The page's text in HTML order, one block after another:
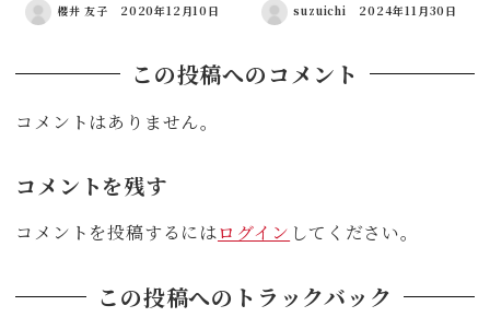
櫻井 友子 2020年12月10日 suzuichi 2024年11月30日
この投稿へのコメント
コメントはありません。
コメントを残す
コメントを投稿するにはログイン してください。
この投稿へのトラックバック